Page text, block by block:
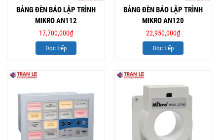
BẢNG ĐÈN BÁO LẬP TRÌNH
MIKRO AN112
17,700,000₫
Đọc tiếp
BẢNG ĐÈN BÁO LẬP TRÌNH
MIKRO AN120
22,950,000₫
Đọc tiếp